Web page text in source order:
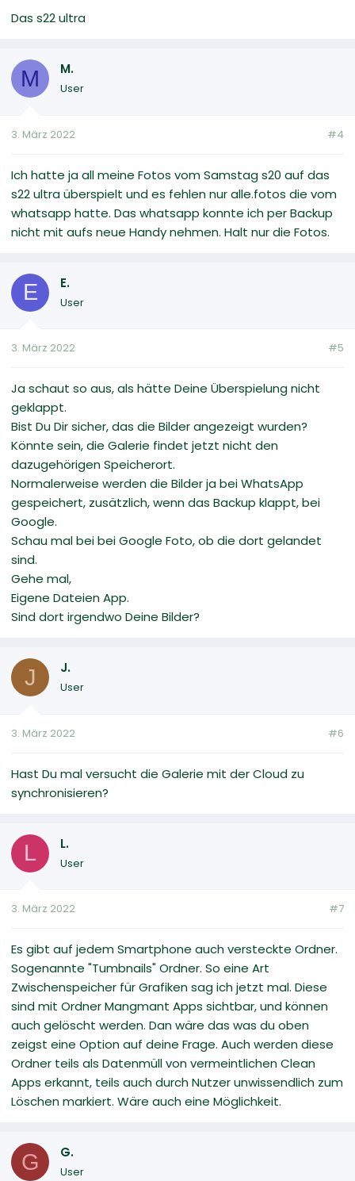
Das s22 ultra
M M.
User
3. März 2022 #4
Ich hatte ja all meine Fotos vom Samstag s20 auf das
s22 ultra überspielt und es fehlen nur alle.fotos die vom
whatsapp hatte. Das whatsapp konnte ich per Backup
nicht mit aufs neue Handy nehmen. Halt nur die Fotos.
E E.
User
3. März 2022 #5
Ja schaut so aus, als hätte Deine Überspielung nicht
geklappt.
Bist Du Dir sicher, das die Bilder angezeigt wurden?
Könnte sein, die Galerie findet jetzt nicht den
dazugehörigen Speicherort.
Normalerweise werden die Bilder ja bei WhatsApp
gespeichert, zusätzlich, wenn das Backup klappt, bei
Google.
Schau mal bei bei Google Foto, ob die dort gelandet
sind.
Gehe mal,
Eigene Dateien App.
Sind dort irgendwo Deine Bilder?
J J.
User
3. März 2022 #6
Hast Du mal versucht die Galerie mit der Cloud zu
synchronisieren?
L L.
User
3. März 2022 #7
Es gibt auf jedem Smartphone auch versteckte Ordner.
Sogenannte "Tumbnails" Ordner. So eine Art
Zwischenspeicher für Grafiken sag ich jetzt mal. Diese
sind mit Ordner Mangmant Apps sichtbar, und können
auch gelöscht werden. Dan wäre das was du oben
zeigst eine Option auf deine Frage. Auch werden diese
Ordner teils als Datenmüll von vermeintlichen Clean
Apps erkannt, teils auch durch Nutzer unwissendlich zum
Löschen markiert. Wäre auch eine Möglichkeit.
G G.
User